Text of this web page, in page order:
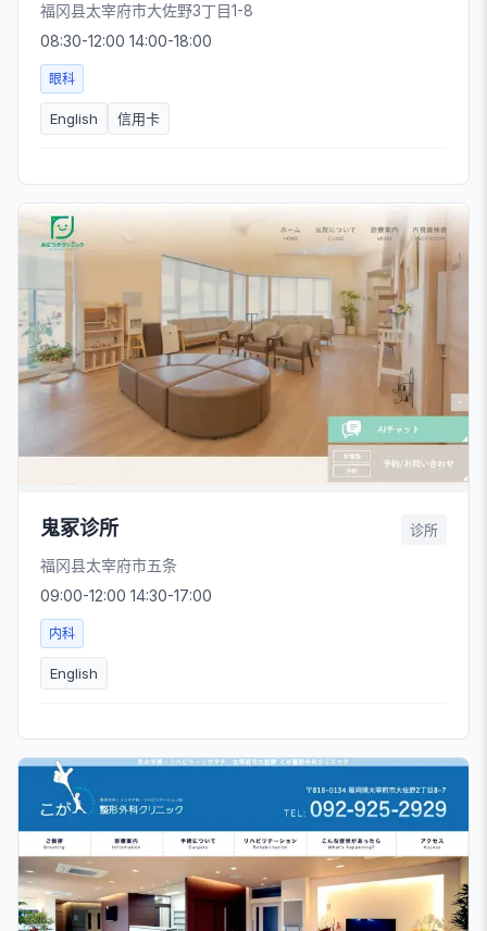
福冈县太宰府市大佐野3丁目1-8
08:30-12:00 14:00-18:00
眼科
English 信用卡
鬼冢诊所 诊所
福冈县太宰府市五条
09:00-12:00 14:30-17:00
内科
English